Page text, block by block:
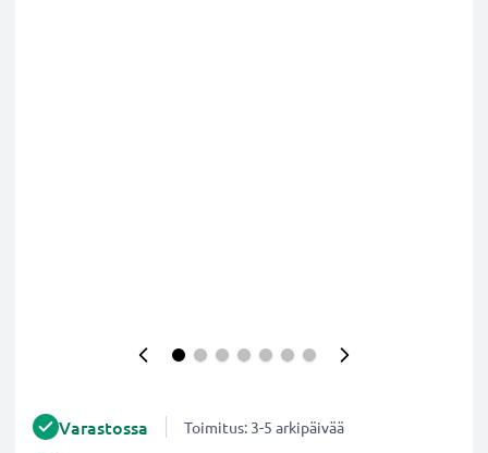
Varastossa Toimitus: 3-5 arkipäivää